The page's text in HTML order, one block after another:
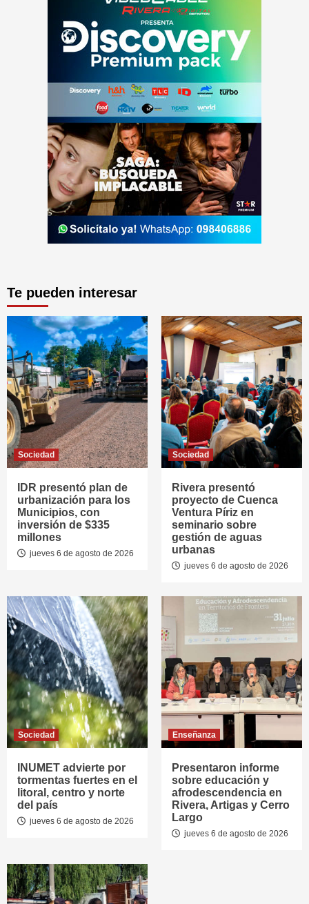
Te pueden interesar
Sociedad
IDR presentó plan de
urbanización para los
Municipios, con
inversión de $335
millones
jueves 6 de agosto de 2026
Sociedad
Rivera presentó
proyecto de Cuenca
Ventura Píriz en
seminario sobre
gestión de aguas
urbanas
jueves 6 de agosto de 2026
Sociedad
INUMET advierte por
tormentas fuertes en el
litoral, centro y norte
del país
jueves 6 de agosto de 2026
Enseñanza
Presentaron informe
sobre educación y
afrodescendencia en
Rivera, Artigas y Cerro
Largo
jueves 6 de agosto de 2026